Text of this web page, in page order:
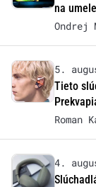
na
Ondrej
5.
Tieto
Roman
4.